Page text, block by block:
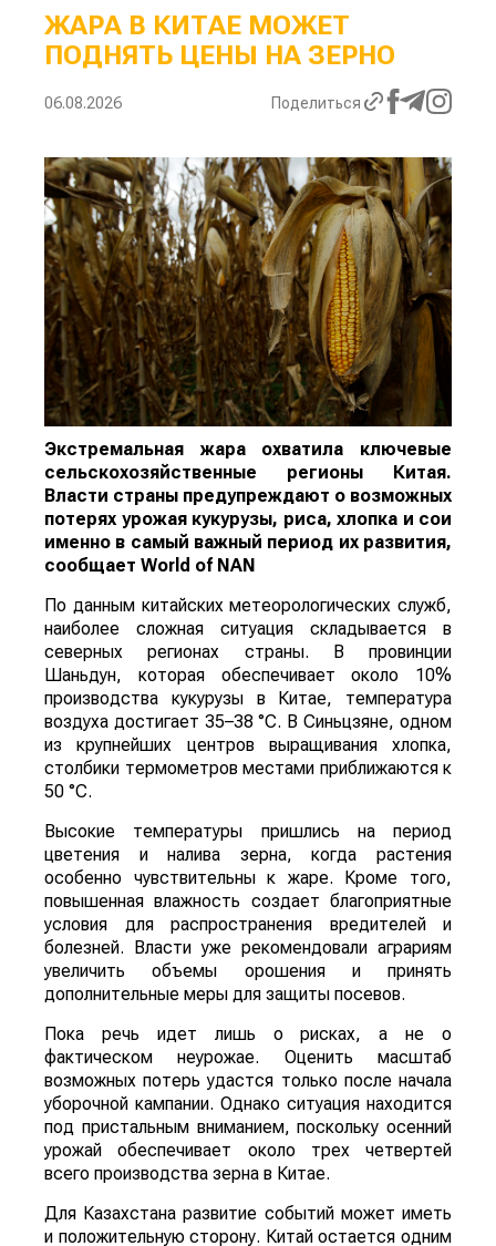
ЖАРА В КИТАЕ МОЖЕТ
ПОДНЯТЬ ЦЕНЫ НА ЗЕРНО
06.08.2026 Поделиться
Экстремальная жара охватила ключевые
сельскохозяйственные регионы Китая.
Власти страны предупреждают о возможных
потерях урожая кукурузы, риса, хлопка и сои
именно в самый важный период их развития,
сообщает World of NAN
По данным китайских метеорологических служб,
наиболее сложная ситуация складывается в
северных регионах страны. В провинции
Шаньдун, которая обеспечивает около 10%
производства кукурузы в Китае, температура
воздуха достигает 35–38 °C. В Синьцзяне, одном
из крупнейших центров выращивания хлопка,
столбики термометров местами приближаются к
50 °C.
Высокие температуры пришлись на период
цветения и налива зерна, когда растения
особенно чувствительны к жаре. Кроме того,
повышенная влажность создает благоприятные
условия для распространения вредителей и
болезней. Власти уже рекомендовали аграриям
увеличить объемы орошения и принять
дополнительные меры для защиты посевов.
Пока речь идет лишь о рисках, а не о
фактическом неурожае. Оценить масштаб
возможных потерь удастся только после начала
уборочной кампании. Однако ситуация находится
под пристальным вниманием, поскольку осенний
урожай обеспечивает около трех четвертей
всего производства зерна в Китае.
Для Казахстана развитие событий может иметь
и положительную сторону. Китай остается одним